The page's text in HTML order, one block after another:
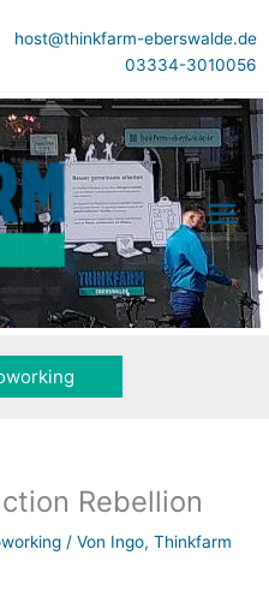
host@thinkfarm-eberswalde.de
03334-3010056
Rebellion
/ Von Ingo, Thinkfarm